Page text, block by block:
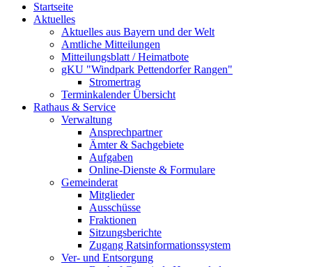
Startseite
Aktuelles
Aktuelles aus Bayern und der Welt
Amtliche Mitteilungen
Mitteilungsblatt / Heimatbote
gKU "Windpark Pettendorfer Rangen"
Stromertrag
Terminkalender Übersicht
Rathaus & Service
Verwaltung
Ansprechpartner
Ämter & Sachgebiete
Aufgaben
Online-Dienste & Formulare
Gemeinderat
Mitglieder
Ausschüsse
Fraktionen
Sitzungsberichte
Zugang Ratsinformationssystem
Ver- und Entsorgung